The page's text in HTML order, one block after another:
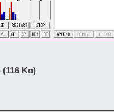
(116 Ko)